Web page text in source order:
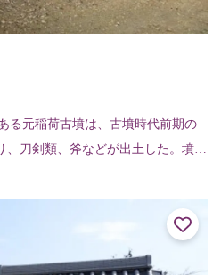
る元稲荷古墳は、古墳時代前期の
刀剣類、斧などが出土した。墳頂